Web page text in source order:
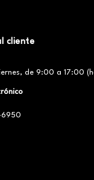
cliente
de 9:00 a 17:00
6950